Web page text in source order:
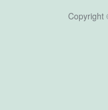
Copyright